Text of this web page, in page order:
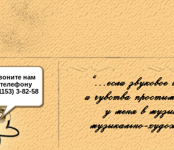
нам
3-82-58